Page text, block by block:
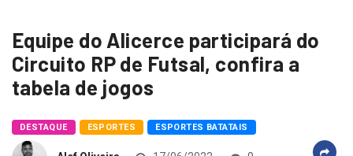
Equipe do Alicerce participará do
Circuito RP de Futsal, confira a
tabela de jogos
DESTAQUE ESPORTES ESPORTES BATATAIS